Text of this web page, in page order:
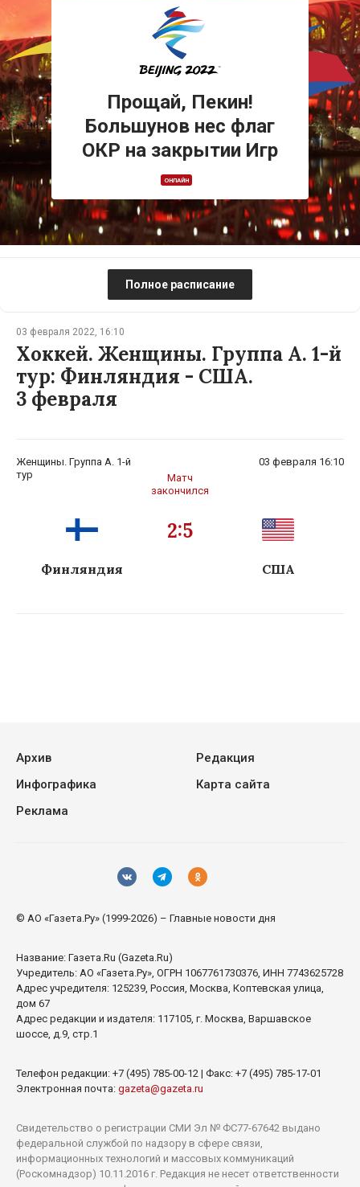
Прощай, Пекин!
Большунов нес флаг
ОКР на закрытии Игр
ОНЛАЙН
Полное расписание
03 февраля 2022, 16:10
Хоккей. Женщины. Группа A. 1-й
тур: Финляндия - США.
3 февраля
Женщины. Группа A. 1-й
тур
Матч
закончился
03 февраля 16:10
Финляндия
2:5
США
Архив
Редакция
Инфографика
Карта сайта
Реклама
© АО «Газета.Ру» (1999-2026) – Главные новости дня
Название: Газета.Ru (Gazeta.Ru)
Учредитель: АО «Газета.Ру», ОГРН 1067761730376, ИНН 7743625728
Адрес учредителя: 125239, Россия, Москва, Коптевская улица,
дом 67
Адрес редакции и издателя: 117105, г. Москва, Варшавское
шоссе, д.9, стр.1
Телефон редакции: +7 (495) 785-00-12 | Факс: +7 (495) 785-17-01
Электронная почта: gazeta@gazeta.ru
Свидетельство о регистрации СМИ Эл № ФС77-67642 выдано
федеральной службой по надзору в сфере связи,
информационных технологий и массовых коммуникаций
(Роскомнадзор) 10.11.2016 г. Редакция не несет ответственности